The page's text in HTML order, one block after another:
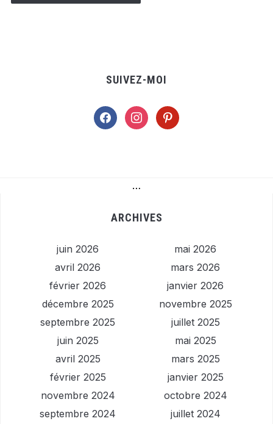
SUIVEZ-MOI
facebookinstagrampinterest
…
ARCHIVES
juin 2026
mai 2026
avril 2026
mars 2026
février 2026
janvier 2026
décembre 2025
novembre 2025
septembre 2025
juillet 2025
juin 2025
mai 2025
avril 2025
mars 2025
février 2025
janvier 2025
novembre 2024
octobre 2024
septembre 2024
juillet 2024